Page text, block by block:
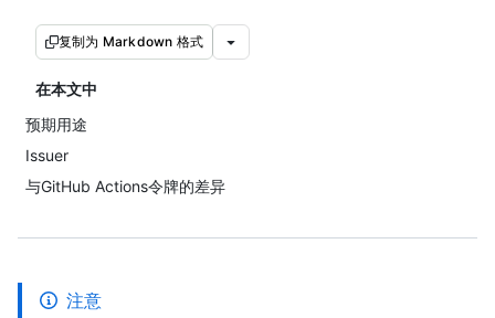
复制为 Markdown 格式
在本文中
预期用途
Issuer
与GitHub Actions令牌的差异
注意